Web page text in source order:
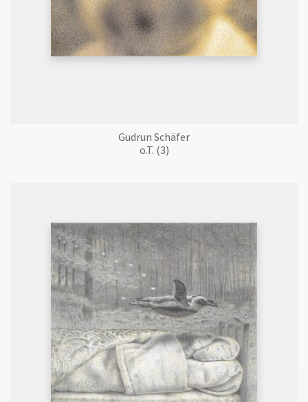
Gudrun Schäfer
o.T. (3)